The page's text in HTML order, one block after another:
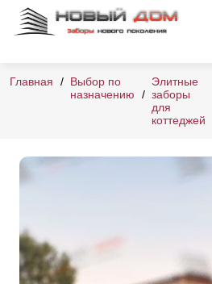
Главная
Выбор по
назначению
Элитные
заборы
для
коттеджей